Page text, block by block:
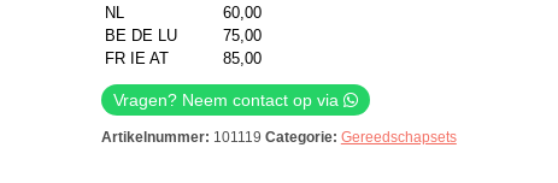
NL
60,00
BE DE LU
75,00
FR IE AT
85,00
Vragen? Neem contact op via
Artikelnummer: 101119 Categorie: Gereedschapsets